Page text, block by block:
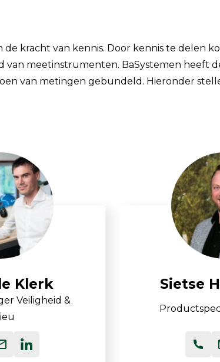
PID-meter
Draadloze
Klimaat
TSI OmniTrak™
de kracht van kennis. Door kennis te delen
van meetinstrumenten. BaSystemen heeft
van metingen gebundeld. Hieronder
Klerk
Veiligheid &
Sietse